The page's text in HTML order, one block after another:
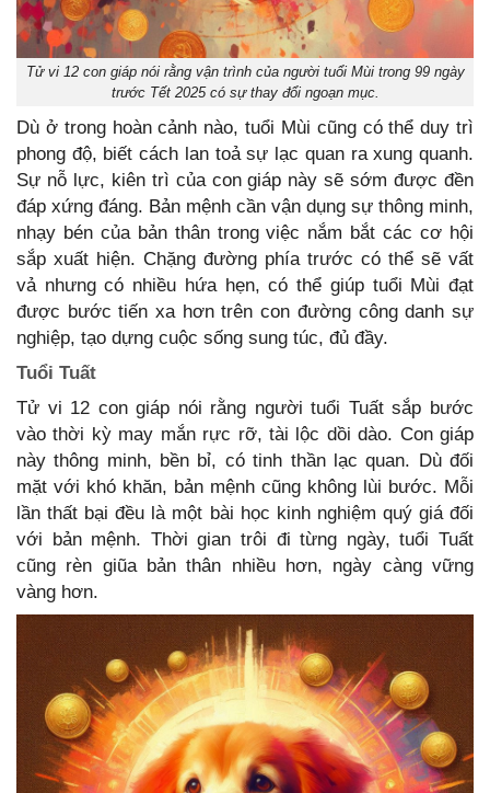
Tử vi 12 con giáp nói rằng vận trình của người tuổi Mùi trong 99 ngày
trước Tết 2025 có sự thay đổi ngoạn mục.
Dù ở trong hoàn cảnh nào, tuổi Mùi cũng có thể duy trì
phong độ, biết cách lan toả sự lạc quan ra xung quanh.
Sự nỗ lực, kiên trì của con giáp này sẽ sớm được đền
đáp xứng đáng. Bản mệnh cần vận dụng sự thông minh,
nhạy bén của bản thân trong việc nắm bắt các cơ hội
sắp xuất hiện. Chặng đường phía trước có thể sẽ vất
vả nhưng có nhiều hứa hẹn, có thể giúp tuổi Mùi đạt
được bước tiến xa hơn trên con đường công danh sự
nghiệp, tạo dựng cuộc sống sung túc, đủ đầy.
Tuổi Tuất
Tử vi 12 con giáp nói rằng người tuổi Tuất sắp bước
vào thời kỳ may mắn rực rỡ, tài lộc dồi dào. Con giáp
này thông minh, bền bỉ, có tinh thần lạc quan. Dù đối
mặt với khó khăn, bản mệnh cũng không lùi bước. Mỗi
lần thất bại đều là một bài học kinh nghiệm quý giá đối
với bản mệnh. Thời gian trôi đi từng ngày, tuổi Tuất
cũng rèn giũa bản thân nhiều hơn, ngày càng vững
vàng hơn.